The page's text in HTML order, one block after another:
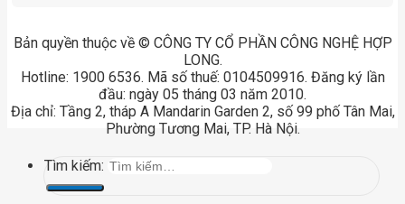
Bản quyền thuộc về © CÔNG TY CỔ PHẦN CÔNG NGHỆ HỢP
LONG.
Hotline: 1900 6536. Mã số thuế: 0104509916. Đăng ký lần
đầu: ngày 05 tháng 03 năm 2010.
Địa chỉ: Tầng 2, tháp A Mandarin Garden 2, số 99 phố Tân Mai,
Phường Tương Mai, TP. Hà Nội.
Tìm kiếm: